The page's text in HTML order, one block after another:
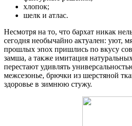
хлопок;
шелк и атлас.
Несмотря на то, что бархат никак
сегодня необычайно актуален: уют,
прошлых эпох пришлись по вкусу
замша, а также имитация
перестают удивлять
межсезонье, брючки из шерстяной
здоровье в зимнюю стужу.